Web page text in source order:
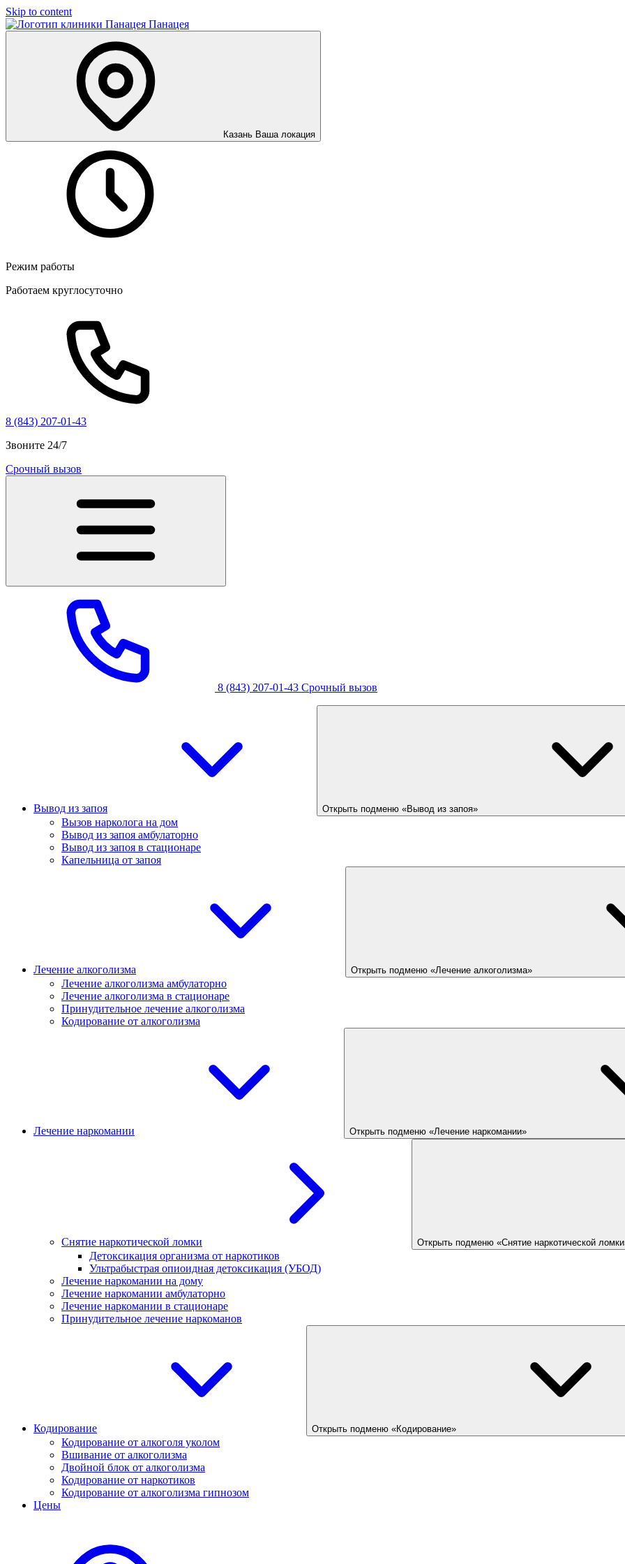
Skip to content
Панацея
Казань Ваша локация
Режим работы
Работаем круглосуточно
8 (843) 207-01-43
Звоните 24/7
Срочный вызов
8 (843) 207-01-43 Срочный вызов
Вывод из запоя Открыть подменю «Вывод из запоя»
Вызов нарколога на дом
Вывод из запоя амбулаторно
Вывод из запоя в стационаре
Капельница от запоя
Лечение алкоголизма Открыть подменю «Лечение алкоголизма»
Лечение алкоголизма амбулаторно
Лечение алкоголизма в стационаре
Принудительное лечение алкоголизма
Кодирование от алкоголизма
Лечение наркомании Открыть подменю «Лечение наркомании»
Снятие наркотической ломки Открыть подменю «Снятие наркотической
Детоксикация организма от наркотиков
Ультрабыстрая опиоидная детоксикация (УБОД)
Лечение наркомании на дому
Лечение наркомании амбулаторно
Лечение наркомании в стационаре
Принудительное лечение наркоманов
Кодирование Открыть подменю «Кодирование»
Кодирование от алкоголя уколом
Вшивание от алкоголизма
Двойной блок от алкоголизма
Кодирование от наркотиков
Кодирование от алкоголизма гипнозом
Цены